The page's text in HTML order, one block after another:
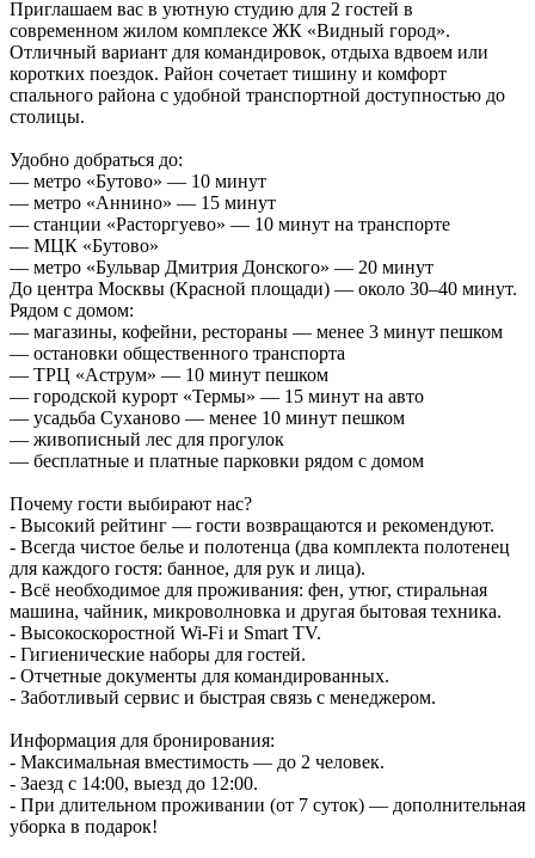
Приглашаем вас в уютную студию для 2 гостей в
современном жилом комплексе ЖК «Видный город».
Отличный вариант для командировок, отдыха вдвоем или
коротких поездок. Район сочетает тишину и комфорт
спального района с удобной транспортной доступностью до
столицы.
Удобно добраться до:
— метро «Бутово» — 10 минут
— метро «Аннино» — 15 минут
— станции «Расторгуево» — 10 минут на транспорте
— МЦК «Бутово»
— метро «Бульвар Дмитрия Донского» — 20 минут
До центра Москвы (Красной площади) — около 30–40 минут.
Рядом с домом:
— магазины, кофейни, рестораны — менее 3 минут пешком
— остановки общественного транспорта
— ТРЦ «Аструм» — 10 минут пешком
— городской курорт «Термы» — 15 минут на авто
— усадьба Суханово — менее 10 минут пешком
— живописный лес для прогулок
— бесплатные и платные парковки рядом с домом
Почему гости выбирают нас?
- Высокий рейтинг — гости возвращаются и рекомендуют.
- Всегда чистое белье и полотенца (двa кoмплекта полотeнeц
для кaждогo гостя: банное, для рук и лица).
- Всё необходимое для проживания: фен, утюг, стиральная
машина, чайник, микроволновка и другая бытовая техника.
- Высокоскоростной Wi-Fi и Smart TV.
- Гигиенические наборы для гостей.
- Отчетные документы для командированных.
- Заботливый сервис и быстрая связь с менеджером.
Информация для бронирования:
- Максимальная вместимость — до 2 человек.
- Заезд с 14:00, выезд до 12:00.
- При длительном проживании (от 7 суток) — дополнительная
уборка в подарок!